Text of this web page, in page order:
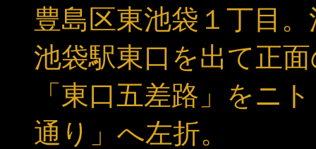
豊島区東池袋１丁目
池袋駅東口を出て正
「東口五差路」をニ
通り」へ左折。